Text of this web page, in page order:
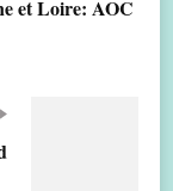
et Loire: AOC